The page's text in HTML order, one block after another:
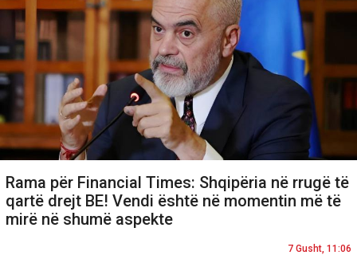
Rama për Financial Times: Shqipëria në rrugë të
qartë drejt BE! Vendi është në momentin më të
mirë në shumë aspekte
7 Gusht, 11:06